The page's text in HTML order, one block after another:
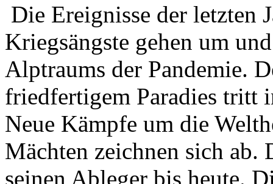
Die Ereignisse der letzten
Kriegsängste gehen um
Alptraums der Pandemie.
friedfertigem Paradies tritt
Neue Kämpfe um die
Mächten zeichnen sich
seinen Ableger bis heute.